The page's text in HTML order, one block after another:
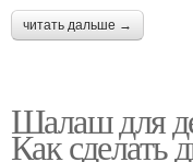
читать дальше →
Шалаш для
Как сделать